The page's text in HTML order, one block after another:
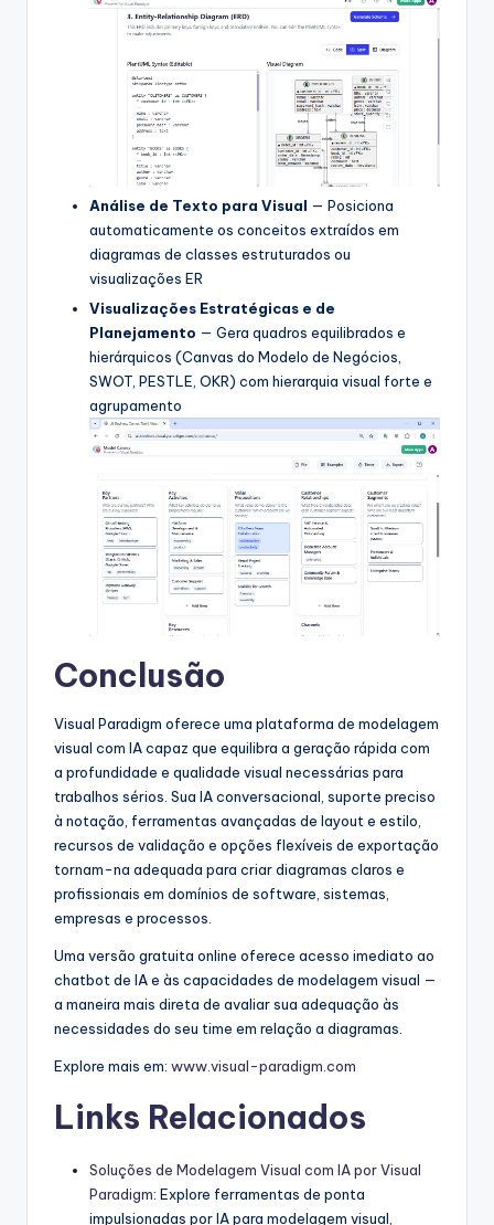
Análise de Texto para Visual — Posiciona
automaticamente os conceitos extraídos em
diagramas de classes estruturados ou
visualizações ER
Visualizações Estratégicas e de
Planejamento — Gera quadros equilibrados e
hierárquicos (Canvas do Modelo de Negócios,
SWOT, PESTLE, OKR) com hierarquia visual forte e
agrupamento
Conclusão
Visual Paradigm oferece uma plataforma de modelagem
visual com IA capaz que equilibra a geração rápida com
a profundidade e qualidade visual necessárias para
trabalhos sérios. Sua IA conversacional, suporte preciso
à notação, ferramentas avançadas de layout e estilo,
recursos de validação e opções flexíveis de exportação
tornam-na adequada para criar diagramas claros e
profissionais em domínios de software, sistemas,
empresas e processos.
Uma versão gratuita online oferece acesso imediato ao
chatbot de IA e às capacidades de modelagem visual —
a maneira mais direta de avaliar sua adequação às
necessidades do seu time em relação a diagramas.
Explore mais em: www.visual-paradigm.com
Links Relacionados
Soluções de Modelagem Visual com IA por Visual
Paradigm: Explore ferramentas de ponta
impulsionadas por IA para modelagem visual,